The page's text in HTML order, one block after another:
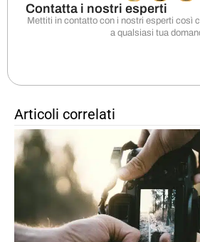
Contatta i nostri esperti
Mettiti in contatto con i nostri esperti così
a qualsiasi tua
Articoli correlati